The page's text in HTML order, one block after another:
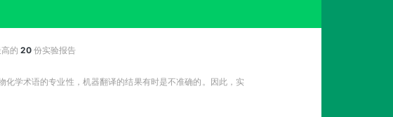
的 20份实验报告
学术语的专业性，机器翻译的结果有时是不准确的。因此，实